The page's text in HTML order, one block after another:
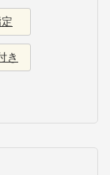
き